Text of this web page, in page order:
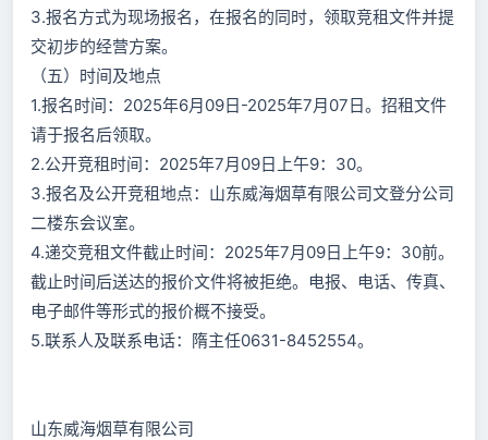
3.报名方式为现场报名，在报名的同时，领取竞租文件并提
交初步的经营方案。
（五）时间及地点
1.报名时间：2025年6月09日-2025年7月07日。招租文件
请于报名后领取。
2.公开竞租时间：2025年7月09日上午9：30。
3.报名及公开竞租地点：山东威海烟草有限公司文登分公司
二楼东会议室。
4.递交竞租文件截止时间：2025年7月09日上午9：30前。
截止时间后送达的报价文件将被拒绝。电报、电话、传真、
电子邮件等形式的报价概不接受。
5.联系人及联系电话：隋主任0631-8452554。
山东威海烟草有限公司